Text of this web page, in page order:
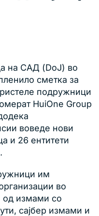
на САД (DoJ) во
сметка за
подружници
HuiOne Group
воведе нови
и 26 ентитети
им
во
од измами со
сајбер измами и